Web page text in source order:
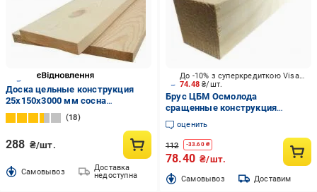
Доска цельные конструкция
25х150х3000 мм сосна
обработанная
18
288 ₴/шт.
Cамовывоз
Доставка
недоступна
74.48₴/шт.
До -10% з суперкредиткою Visa Вигода
Брус ЦБМ Осмолода
сращенные конструкция
20х40х2500 мм карпатская ель
оценить
112 -33.60₴
78.40 ₴/шт.
Cамовывоз Доставим